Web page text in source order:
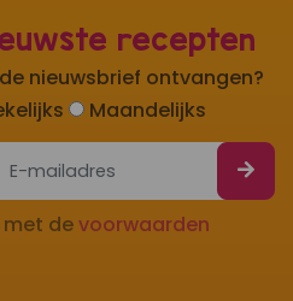
recepten
nieuwsbrief ontvangen?
Maandelijks
devoorwaarden